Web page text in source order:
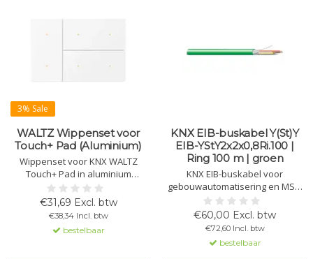
3% Sale
WALTZ Wippenset voor
Touch+ Pad (Aluminium)
Wippenset voor KNX WALTZ
Touch+ Pad in aluminium
uitvoering. Beschikbaar in
meerdere kleuren. Voor
bediening via fysieke knoppen.
Let op: alleen wippers,
basisunit apart bestellen.
€31,69 Excl. btw
€38,34 Incl. btw
bestelbaar
KNX EIB-buskabel Y(St)Y
EIB-YStY2x2x0,8Ri.100 |
Ring 100 m | groen
KNX EIB-buskabel voor
gebouwautomatisering en MSR.
Wij leveren altijd de gunstigste
prijs; de fabrikant kan variëren
afhankelijk van
beschikbaarheid en levertijd.
€60,00 Excl. btw
€72,60 Incl. btw
bestelbaar